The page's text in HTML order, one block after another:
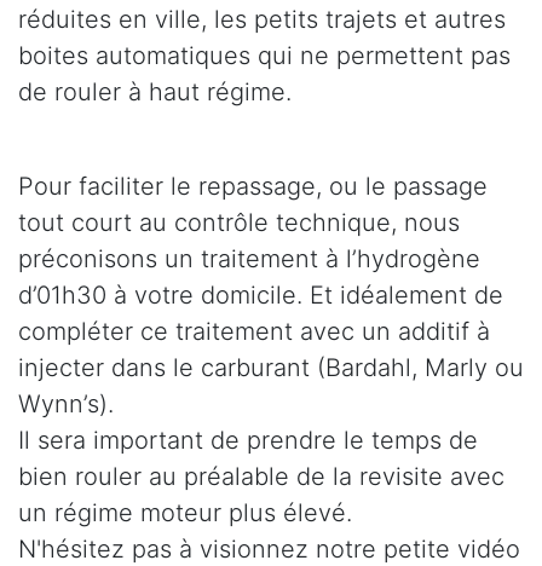
réduites en ville, les petits trajets et autres
boites automatiques qui ne permettent pas
de rouler à haut régime.
Pour faciliter le repassage, ou le passage
tout court au contrôle technique, nous
préconisons un traitement à l’hydrogène
d’01h30 à votre domicile. Et idéalement de
compléter ce traitement avec un additif à
injecter dans le carburant (Bardahl, Marly ou
Wynn’s).
Il sera important de prendre le temps de
bien rouler au préalable de la revisite avec
un régime moteur plus élevé.
N'hésitez pas à visionnez notre petite vidéo